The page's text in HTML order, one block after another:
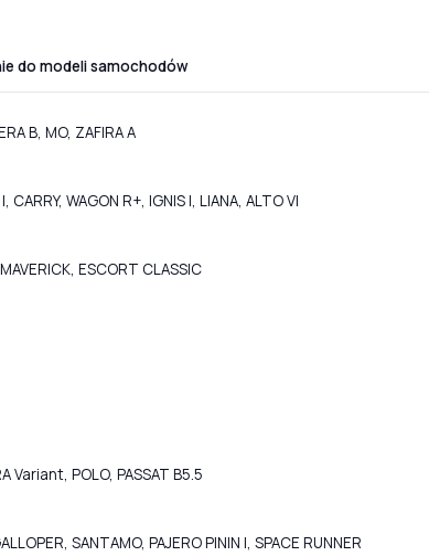
do modeli samochodów
B, MO, ZAFIRA A
WAGON R+, IGNIS I, LIANA, ALTO VI
ESCORT CLASSIC
Variant, POLO, PASSAT B5.5
SANTAMO, PAJERO PININ I, SPACE RUNNER